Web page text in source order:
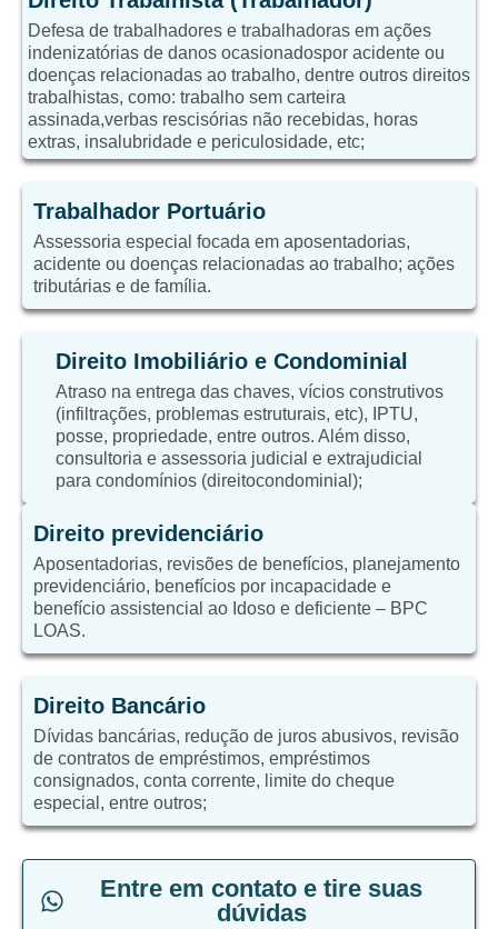
Defesa de trabalhadores e trabalhadoras em ações
indenizatórias de danos ocasionadospor acidente ou
doenças relacionadas ao trabalho, dentre outros direitos
trabalhistas, como: trabalho sem carteira
assinada,verbas rescisórias não recebidas, horas
extras, insalubridade e periculosidade, etc;
Trabalhador Portuário
Assessoria especial focada em aposentadorias,
acidente ou doenças relacionadas ao trabalho; ações
tributárias e de família.
Direito Imobiliário e Condominial
Atraso na entrega das chaves, vícios construtivos
(infiltrações, problemas estruturais, etc), IPTU,
posse, propriedade, entre outros. Além disso,
consultoria e assessoria judicial e extrajudicial
para condomínios (direitocondominial);
Direito previdenciário
Aposentadorias, revisões de benefícios, planejamento
previdenciário, benefícios por incapacidade e
benefício assistencial ao Idoso e deficiente – BPC
LOAS.
Direito Bancário
Dívidas bancárias, redução de juros abusivos, revisão
de contratos de empréstimos, empréstimos
consignados, conta corrente, limite do cheque
especial, entre outros;
Entre em contato e tire suas
dúvidas